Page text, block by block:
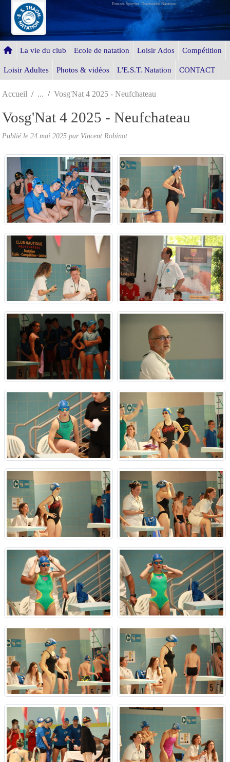
Entente Sportive Thaonnaise Natation
La vie du club Ecole de natation Loisir Ados Compétition
Loisir Adultes Photos & vidéos L'E.S.T. Natation CONTACT
Accueil Vosg'Nat 4 2025 - Neufchateau
Vosg'Nat 4 2025 - Neufchateau
Publié le 24 mai 2025 par Vincent Robinot
Panneau de gestion des cookies